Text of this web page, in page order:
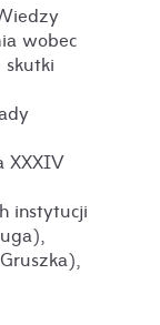
wobec
skutki
XXXIV
instytucji